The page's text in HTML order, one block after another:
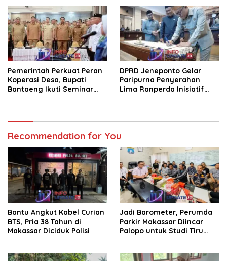
Pemerintah Perkuat Peran
Koperasi Desa, Bupati
Bantaeng Ikuti Seminar
DPRD Jeneponto Gelar
Paripurna Penyerahan
Lima Ranperda Inisiatif
Recommendation for You
Bantu Angkut Kabel Curian
BTS, Pria 38 Tahun di
Makassar Diciduk Polisi
Jadi Barometer, Perumda
Parkir Makassar Diincar
Palopo untuk Studi Tiru